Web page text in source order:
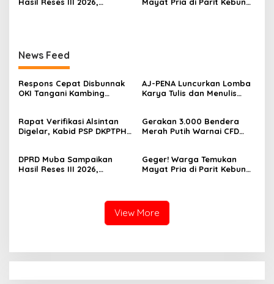
News Feed
Respons Cepat Disbunnak
OKI Tangani Kambing
Penularan
‎AJ-PENA Luncurkan Lomba
Karya Tulis dan Menulis
Jurnalis Muda Berdaya
Saing
Rapat Verifikasi Alsintan
Digelar, Kabid PSP DKPTPH
Gerakan 3.000 Bendera
Merah Putih Warnai CFD
Semangat Persatuan
DPRD Muba Sampaikan
Hasil Reses III 2026,
Geger! Warga Temukan
Mayat Pria di Parit Kebun
View More